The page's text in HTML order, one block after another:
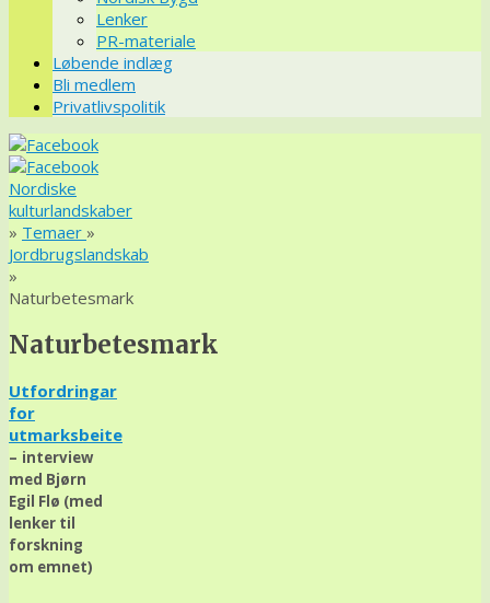
Lenker
PR-materiale
Løbende indlæg
Bli medlem
Privatlivspolitik
Nordiske
kulturlandskaber
» Temaer »
Jordbrugslandskab
»
Naturbetesmark
Naturbetesmark
Utfordringar
for
utmarksbeite
– interview
med Bjørn
Egil Flø (med
lenker til
forskning
om emnet)